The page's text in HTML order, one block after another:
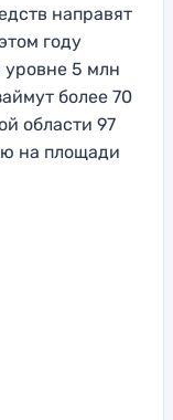
направят
году
уровне 5 млн
более 70
области 97
на площади